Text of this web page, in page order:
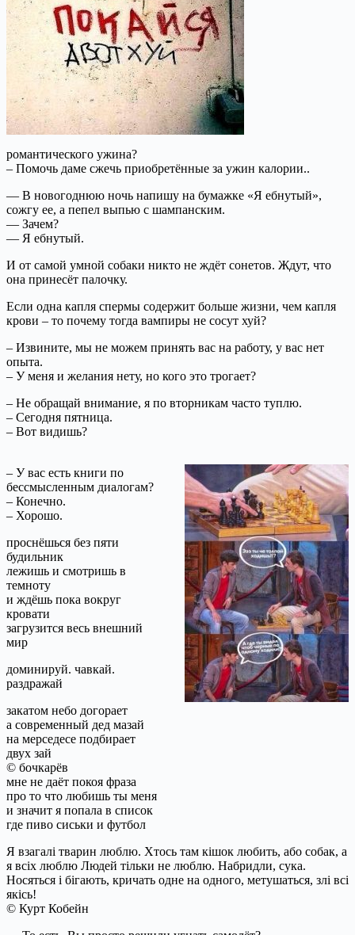
романтического ужина?
– Помочь даме сжечь приобретённые за ужин калории..
— В новогоднюю ночь напишу на бумажке «Я ебнутый»,
сожгу ее, а пепел выпью с шампанским.
— Зачем?
— Я ебнутый.
И от самой умной собаки никто не ждёт сонетов. Ждут, что
она принесёт палочку.
Если одна капля спермы содержит больше жизни, чем капля
крови – то почему тогда вампиры не сосут хуй?
– Извините, мы не можем принять вас на работу, у вас нет
опыта.
– У меня и желания нету, но кого это трогает?
– Не обращай внимание, я по вторникам часто туплю.
– Сегодня пятница.
– Вот видишь?
– У вас есть книги по
бессмысленным диалогам?
– Конечно.
– Хорошо.
проснёшься без пяти
будильник
лежишь и смотришь в
темноту
и ждёшь пока вокруг
кровати
загрузится весь внешний
мир
доминируй. чавкай.
раздражай
закатом небо догорает
а современный дед мазай
на мерседесе подбирает
двух зай
© бочкарёв
мне не даёт покоя фраза
про то что любишь ты меня
и значит я попала в список
где пиво сиськи и футбол
Я взагалі тварин люблю. Хтось там кішок любить, або собак, а
я всіх люблю Людей тільки не люблю. Набридли, сука.
Носяться і бігають, кричать одне на одного, метушаться, злі всі
якісь!
© Курт Кобейн